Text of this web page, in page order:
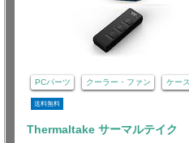
PCパーツ クーラー・ファン ケー
送料無料
Thermaltake サーマルテイク